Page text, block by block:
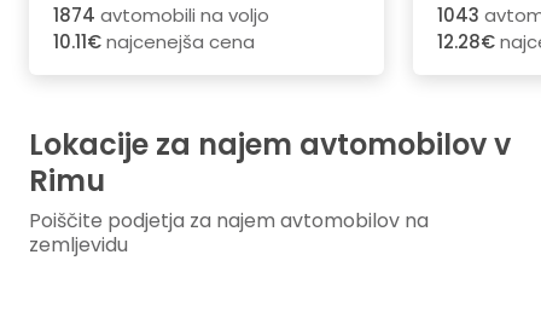
1874 avtomobili na voljo
10.11€najcenejša cena
1043
12.28€
Lokacije za najem avtomobilov v
Rimu
Poiščite podjetja za najem avtomobilov na
zemljevidu